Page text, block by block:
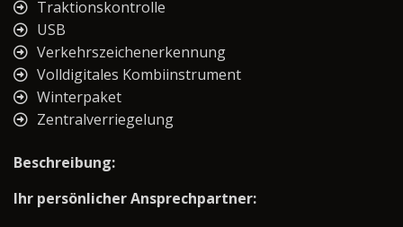
Traktionskontrolle
USB
Verkehrszeichenerkennung
Volldigitales Kombiinstrument
Winterpaket
Zentralverriegelung
Beschreibung:
Ihr persönlicher Ansprechpartner: